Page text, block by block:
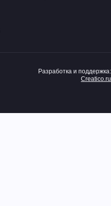
Разработка и поддержка:
Creatico.ru